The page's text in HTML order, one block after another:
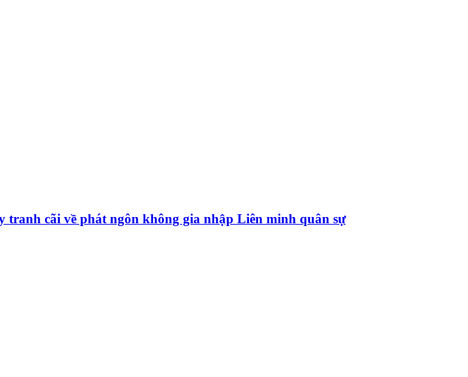
cãi về phát ngôn không gia nhập Liên minh quân sự